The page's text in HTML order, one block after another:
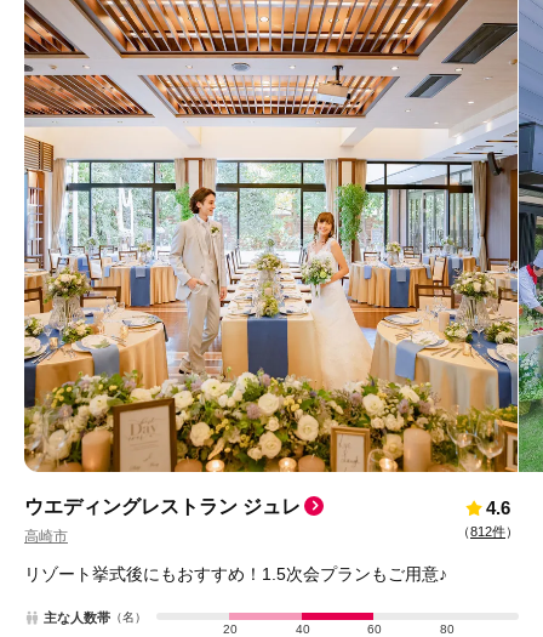
ウエディングレストラン ジュレ
高崎市
4.6
（812件）
リゾート挙式後にもおすすめ！1.5次会プランもご用意♪
主な人数帯 （名）
20
40 60 80